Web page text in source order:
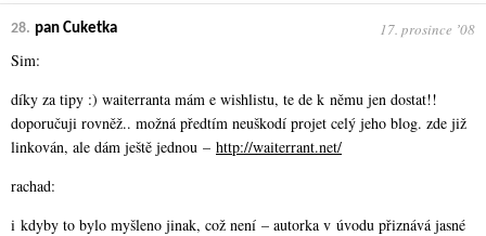
28. pan Cuketka 17. prosince ʼ08
Sim:
díky za tipy :) waiterranta mám e wishlistu, te de k němu jen dostat!!
doporučuji rovněž.. možná předtím neuškodí projet celý jeho blog. zde již
linkován, ale dám ještě jednou – http://waiterrant.net/
rachad:
i kdyby to bylo myšleno jinak, což není – autorka v úvodu přiznává jasné